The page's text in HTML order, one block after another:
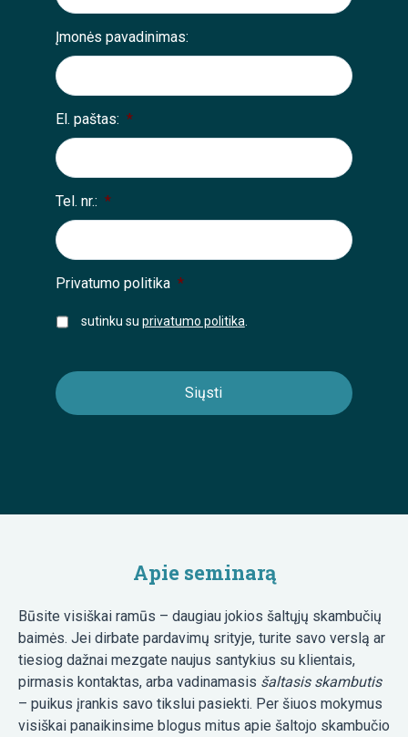
Įmonės pavadinimas:
El. paštas: *
Tel. nr.: *
Privatumo politika *
sutinku su privatumo politika
Apie seminarą
Būsite visiškai ramūs – daugiau jokios šaltųjų skambučių
baimės. Jei dirbate pardavimų srityje, turite savo verslą ar
tiesiog dažnai mezgate naujus santykius su klientais,
pirmasis kontaktas, arba vadinamasis šaltasis skambutis
– puikus įrankis savo tikslui pasiekti. Per šiuos mokymus
visiškai panaikinsime blogus mitus apie šaltojo skambučio